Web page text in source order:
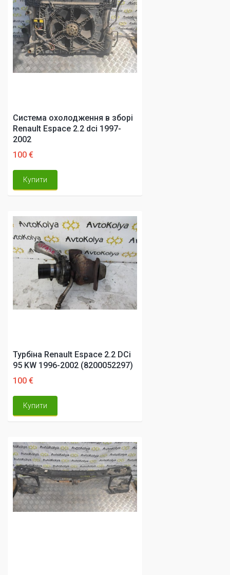
Система охолодження в зборі
Renault Espace 2.2 dci 1997-
2002
100 €
Купити
Турбіна Renault Espace 2.2 DCi
95 KW 1996-2002 (8200052297)
100 €
Купити